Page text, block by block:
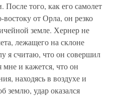
того, как его самолет
от Орла, он резко
земле. Хернер не
лежащего на склоне
я считаю, что он совершил
и кажется, что он
находясь в воздухе и
землю, удар оказался